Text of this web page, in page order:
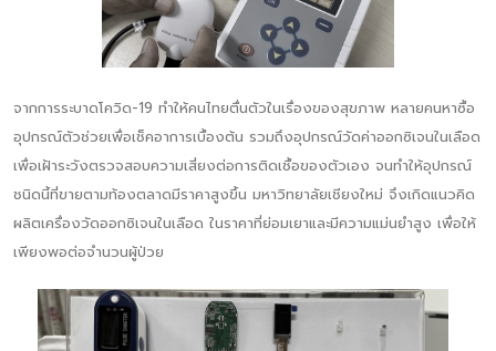
จากการระบาดโควิด-19 ทำให้คนไทยตื่นตัวในเรื่องของสุขภาพ หลายคนหาซื้อ
อุปกรณ์ตัวช่วยเพื่อเช็คอาการเบื้องต้น รวมถึงอุปกรณ์วัดค่าออกซิเจนในเลือด
เพื่อเฝ้าระวังตรวจสอบความเสี่ยงต่อการติดเชื้อของตัวเอง จนทำให้อุปกรณ์
ชนิดนี้ที่ขายตามท้องตลาดมีราคาสูงขึ้น มหาวิทยาลัยเชียงใหม่ จึงเกิดแนวคิด
ผลิตเครื่องวัดออกซิเจนในเลือด ในราคาที่ย่อมเยาและมีความแม่นยำสูง เพื่อให้
เพียงพอต่อจำนวนผู้ป่วย